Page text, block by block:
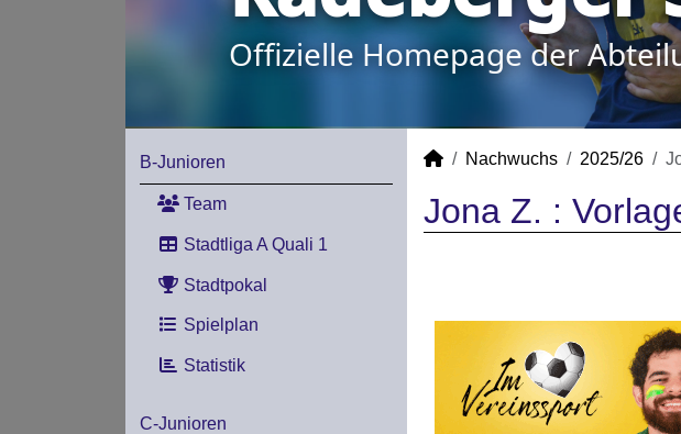
Offizielle Homepage der
B-Junioren
Team
Stadtliga A Quali 1
Stadtpokal
Spielplan
Statistik
C-Junioren
Nachwuchs 2025/26
Jona Z. :